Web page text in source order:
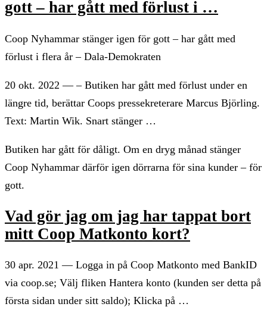
gott – har gått med förlust i …
Coop Nyhammar stänger igen för gott – har gått med
förlust i flera år – Dala-Demokraten
20 okt. 2022 — – Butiken har gått med förlust under en
längre tid, berättar Coops pressekreterare Marcus Björling.
Text: Martin Wik. Snart stänger …
Butiken har gått för dåligt. Om en dryg månad stänger
Coop Nyhammar därför igen dörrarna för sina kunder – för
gott.
Vad gör jag om jag har tappat bort
mitt Coop Matkonto kort?
30 apr. 2021 — Logga in på Coop Matkonto med BankID
via coop.se; Välj fliken Hantera konto (kunden ser detta på
första sidan under sitt saldo); Klicka på …